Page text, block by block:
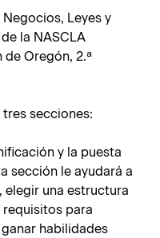
Leyes y
la NASCLA
Oregón, 2.ª
secciones:
y la puesta
sección le ayudará a
elegir una estructura
para
habilidades